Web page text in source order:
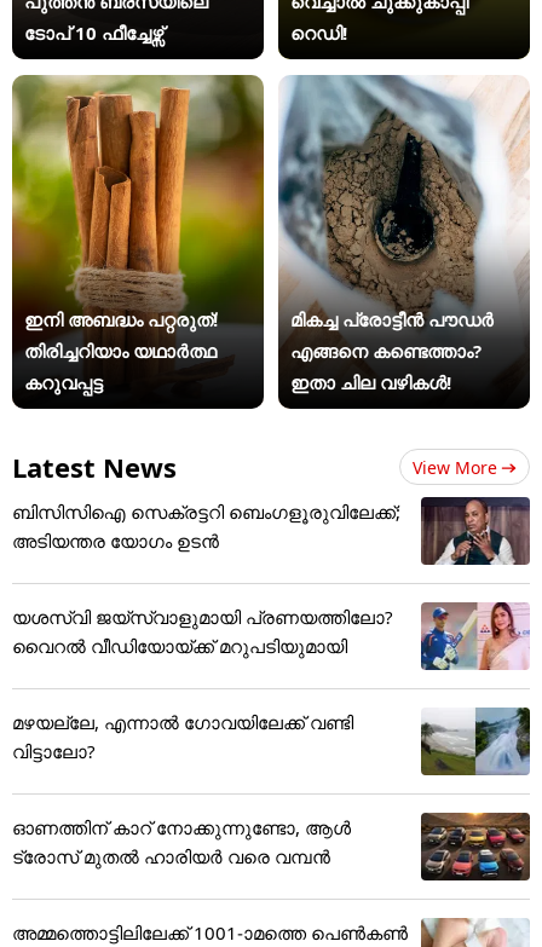
ടോപ് 10 ഫീച്ചേഴ്സ്
റെഡി!
ഇനി അബദ്ധം പറ്റരുത്!
തിരിച്ചറിയാം യഥാര്‍ത്ഥ
കറുവപ്പട്ട
മികച്ച പ്രോട്ടീൻ പൗഡർ
എങ്ങനെ കണ്ടെത്താം?
ഇതാ ചില വഴികൾ!
Latest News View More
ബിസിസിഐ സെക്രട്ടറി ബെംഗളൂരുവിലേക്ക്;
അടിയന്തര യോഗം ഉടന്‍
യശസ്വി ജയ്‌സ്വാളുമായി പ്രണയത്തിലോ?
വൈറൽ വീഡിയോയ്ക്ക് മറുപടിയുമായി
മഴയല്ലേ, എന്നാൽ ഗോവയിലേക്ക് വണ്ടി
വിട്ടാലോ?
ഓണത്തിന് കാറ് നോക്കുന്നുണ്ടോ, ആൾ
ട്രോസ് മുതൽ ഹാരിയർ വരെ വമ്പൻ
അമ്മത്തൊട്ടിലിലേക്ക് 1001-ാമത്തെ പെൺകൺ